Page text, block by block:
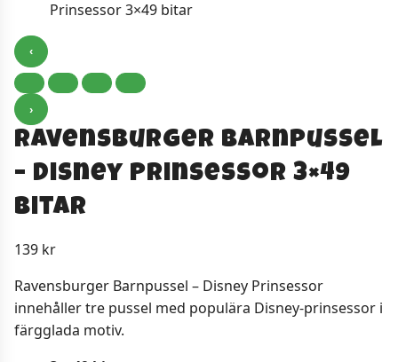
‹
›
Ravensburger Barnpussel
– Disney Prinsessor 3×49
bitar
139 kr
Ravensburger Barnpussel – Disney Prinsessor
innehåller tre pussel med populära Disney-prinsessor i
färgglada motiv.